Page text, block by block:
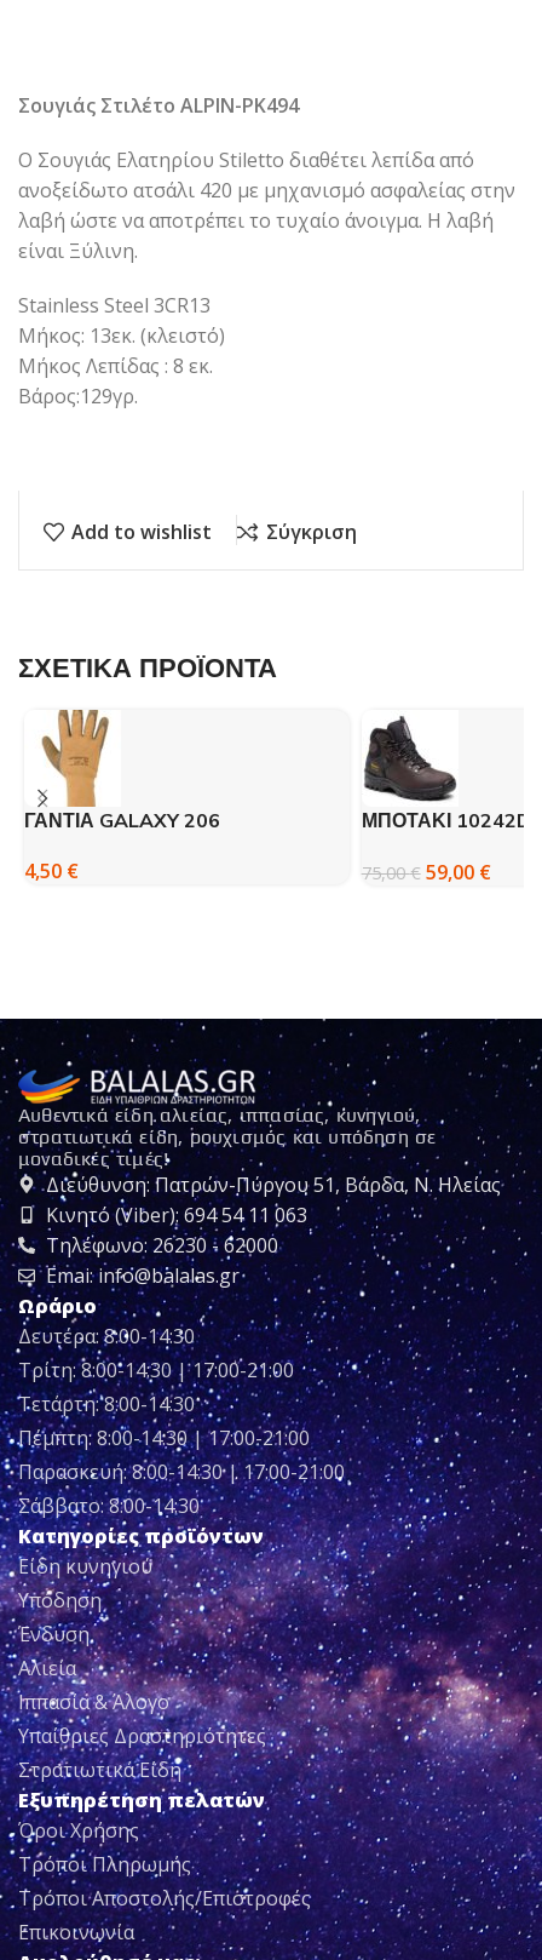
Σουγιάς Στιλέτο ALPIN-PK494
Ο Σουγιάς Ελατηρίου Stiletto διαθέτει λεπίδα από
ανοξείδωτο ατσάλι 420 με μηχανισμό ασφαλείας στην
λαβή ώστε να αποτρέπει το τυχαίο άνοιγμα. Η λαβή
είναι Ξύλινη.
Stainless Steel 3CR13
Μήκος: 13εκ. (κλειστό)
Μήκος Λεπίδας : 8 εκ.
Βάρος:129γρ.
Add to wishlist Σύγκριση
ΣΧΕΤΙΚΑ ΠΡΟΪΟΝΤΑ
ΓΑΝΤΙΑ GALAXY 206
4,50 €
ΜΠΟΤΑΚΙ
75,00€ 59,00 €
Αυθεντικά είδη αλιείας, ιππασίας, κυνηγιού,
στρατιωτικά είδη, ρουχισμός και υπόδηση σε
μοναδικές τιμές!
Διεύθυνση: Πατρών-Πύργου 51, Βάρδα, Ν. Ηλείας
Κινητό (Viber): 694 54 11 063
Τηλέφωνο: 26230 - 62000
Emai: info@balalas.gr
Ωράριο
Δευτέρα: 8:00-14:30
Τρίτη: 8:00-14:30 | 17:00-21:00
Τετάρτη: 8:00-14:30
Πέμπτη: 8:00-14:30 | 17:00-21:00
Παρασκευή: 8:00-14:30 | 17:00-21:00
Σάββατο: 8:00-14:30
Κατηγορίες προϊόντων
Είδη κυνηγιού
Υπόδηση
Ένδυση
Αλιεία
Ιππασία & Άλογο
Υπαίθριες Δραστηριότητες
Στρατιωτικά Είδη
Εξυπηρέτηση πελατών
Όροι Χρήσης
Τρόποι Πληρωμής
Τρόποι Αποστολής/Επιστροφές
Επικοινωνία